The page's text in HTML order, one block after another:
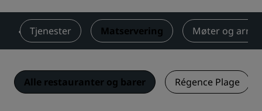
Tjenester Matservering Møter og
Alle restauranter og barer Régence Plage